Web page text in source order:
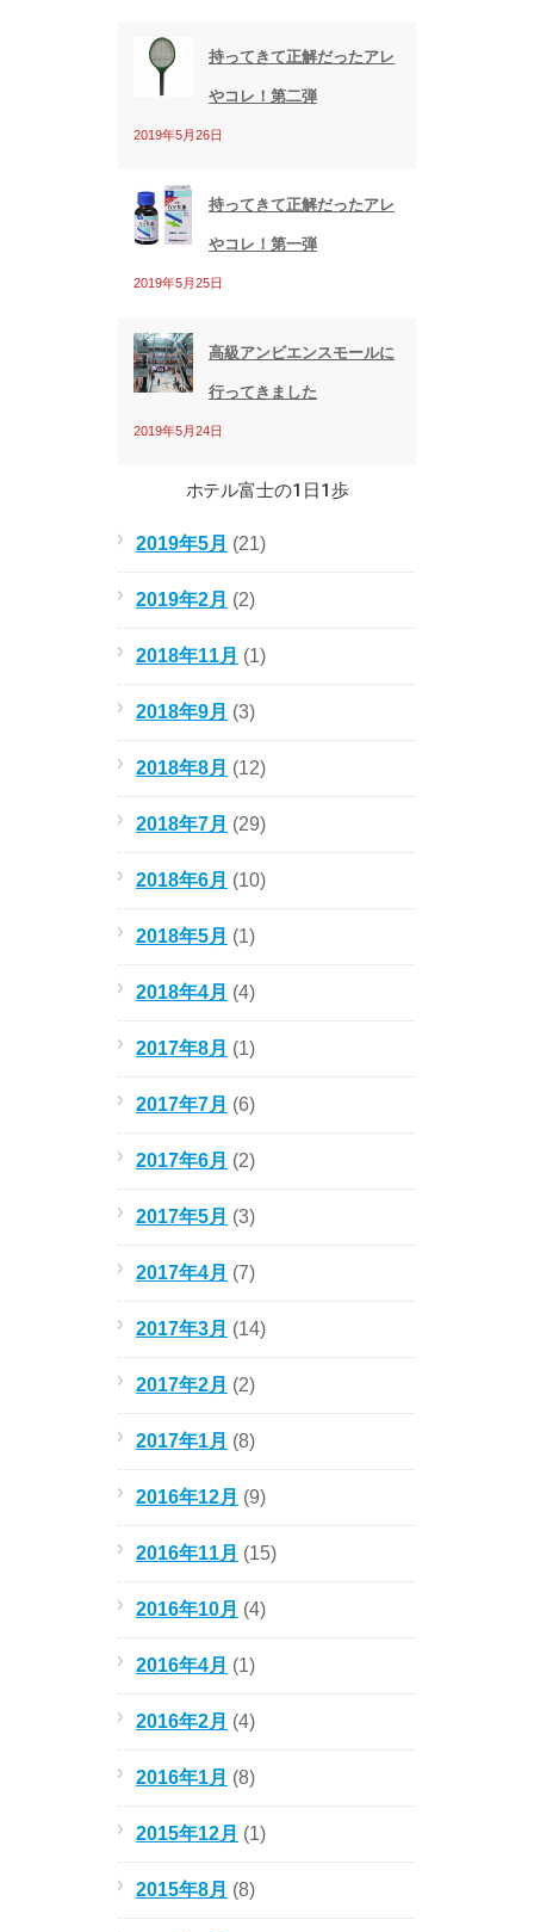
持ってきて正解だったアレ
やコレ！第二弾
2019年5月26日
持ってきて正解だったアレ
やコレ！第一弾
2019年5月25日
高級アンビエンスモールに
行ってきました
2019年5月24日
ホテル富士の1日1歩
2019年5月 (21)
2019年2月 (2)
2018年11月 (1)
2018年9月 (3)
2018年8月 (12)
2018年7月 (29)
2018年6月 (10)
2018年5月 (1)
2018年4月 (4)
2017年8月 (1)
2017年7月 (6)
2017年6月 (2)
2017年5月 (3)
2017年4月 (7)
2017年3月 (14)
2017年2月 (2)
2017年1月 (8)
2016年12月 (9)
2016年11月 (15)
2016年10月 (4)
2016年4月 (1)
2016年2月 (4)
2016年1月 (8)
2015年12月 (1)
2015年8月 (8)